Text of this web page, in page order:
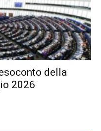
della
2026